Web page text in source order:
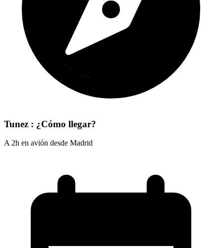
Tunez : ¿Cómo llegar?
A 2h en avión desde Madrid